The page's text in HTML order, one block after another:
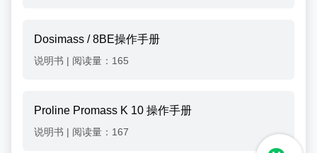
Dosimass / 8BE操作手册
说明书 | 阅读量：165
Proline Promass K 10 操作手册
说明书 | 阅读量：167